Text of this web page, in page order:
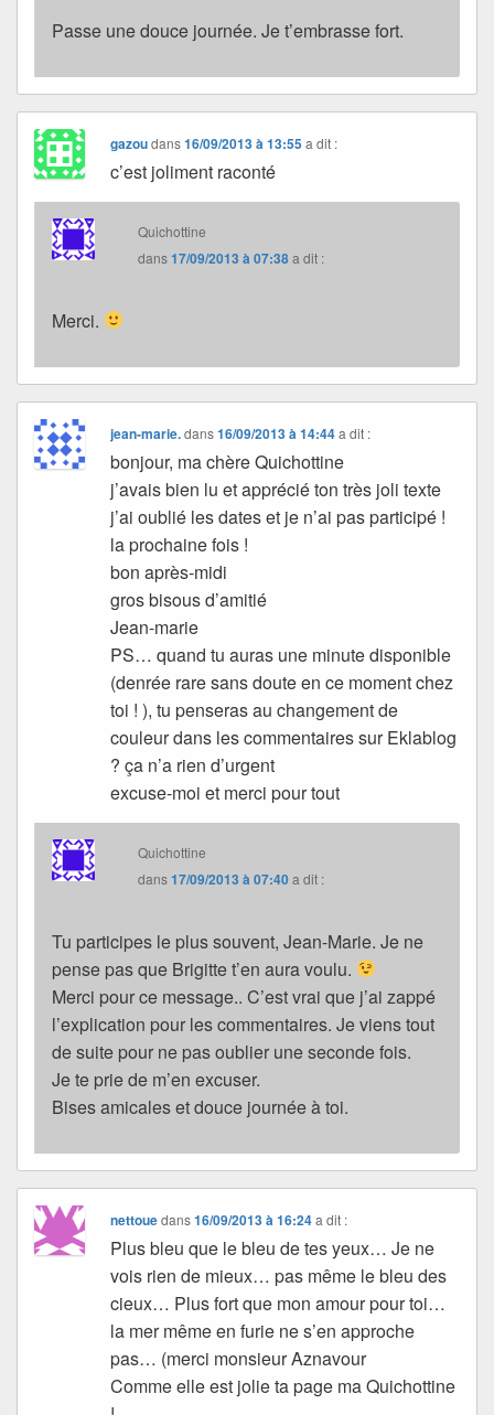
Passe une douce journée. Je t’embrasse fort.
gazoudans16/09/2013 à 13:55 a dit :
c’est joliment raconté
Quichottine
dans17/09/2013 à 07:38a dit :
Merci.
jean-marie.dans16/09/2013 à 14:44 a dit :
bonjour, ma chère Quichottine
j’avais bien lu et apprécié ton très joli texte
j’ai oublié les dates et je n’ai pas participé !
la prochaine fois !
bon après-midi
gros bisous d’amitié
Jean-marie
PS… quand tu auras une minute disponible
(denrée rare sans doute en ce moment chez
toi ! ), tu penseras au changement de
couleur dans les commentaires sur Eklablog
? ça n’a rien d’urgent
excuse-moi et merci pour tout
Quichottine
dans17/09/2013 à 07:40a dit :
Tu participes le plus souvent, Jean-Marie. Je ne
pense pas que Brigitte t’en aura voulu.
Merci pour ce message.. C’est vrai que j’ai zappé
l’explication pour les commentaires. Je viens tout
de suite pour ne pas oublier une seconde fois.
Je te prie de m’en excuser.
Bises amicales et douce journée à toi.
nettouedans16/09/2013 à 16:24 a dit :
Plus bleu que le bleu de tes yeux… Je ne
vois rien de mieux… pas même le bleu des
cieux… Plus fort que mon amour pour toi…
la mer même en furie ne s’en approche
pas… (merci monsieur Aznavour
Comme elle est jolie ta page ma Quichottine